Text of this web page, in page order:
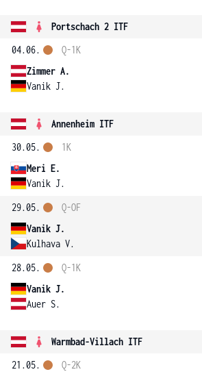
Portschach 2 ITF
04.06.
Zimmer A.
Vanik J.
Q-1K
Annenheim ITF
30.05.
Meri E.
Vanik J.
1K
29.05.
Vanik J.
Kulhava V.
Q-OF
28.05.
Vanik J.
Auer S.
Q-1K
Warmbad-Villach ITF
21.05.
Q-2K